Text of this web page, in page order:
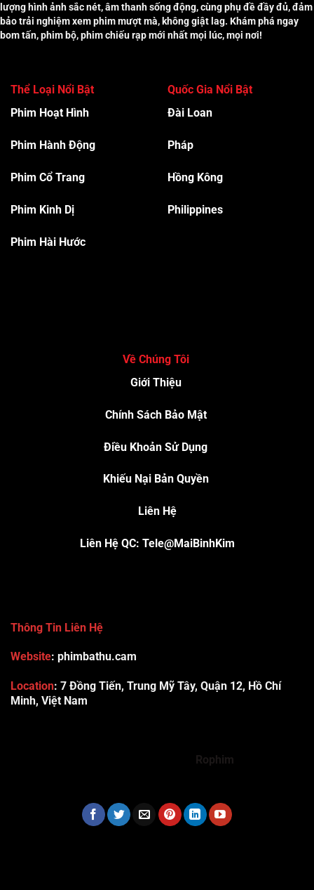
lượng hình ảnh sắc nét, âm thanh sống động, cùng phụ đề đầy đủ, đảm
bảo trải nghiệm xem phim mượt mà, không giật lag. Khám phá ngay
bom tấn, phim bộ, phim chiếu rạp mới nhất mọi lúc, mọi nơi!
Thể Loại Nổi Bật
Phim Hoạt Hình
Phim Hành Động
Phim Cổ Trang
Phim Kinh Dị
Phim Hài Hước
Quốc Gia Nổi Bật
Đài Loan
Pháp
Hồng Kông
Philippines
Về Chúng Tôi
Giới Thiệu
Chính Sách Bảo Mật
Điều Khoản Sử Dụng
Khiếu Nại Bản Quyền
Liên Hệ
Liên Hệ QC: Tele@MaiBinhKim
Thông Tin Liên Hệ
Website: phimbathu.cam
Location: 7 Đồng Tiến, Trung Mỹ Tây, Quận 12, Hồ Chí
Minh, Việt Nam
Rophim